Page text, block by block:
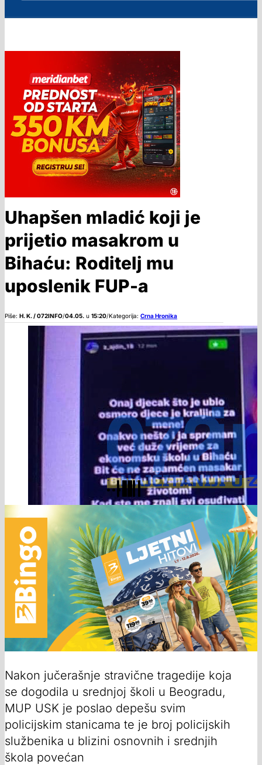
Uhapšen mladić koji je
prijetio masakrom u
Bihaću: Roditelj mu
uposlenik FUP-a
Piše: H. K. / 072INFO/04.05. u 15:20/Kategorija: Crna Hronika
Nakon jučerašnje stravične tragedije koja
se dogodila u srednjoj školi u Beogradu,
MUP USK je poslao depešu svim
policijskim stanicama te je broj policijskih
službenika u blizini osnovnih i srednjih
škola povećan